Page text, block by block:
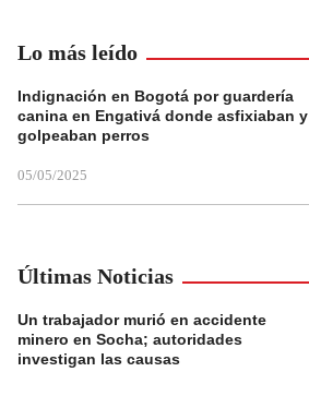
Lo más leído
Indignación en Bogotá por guardería
canina en Engativá donde asfixiaban y
golpeaban perros
05/05/2025
Últimas Noticias
Un trabajador murió en accidente
minero en Socha; autoridades
investigan las causas